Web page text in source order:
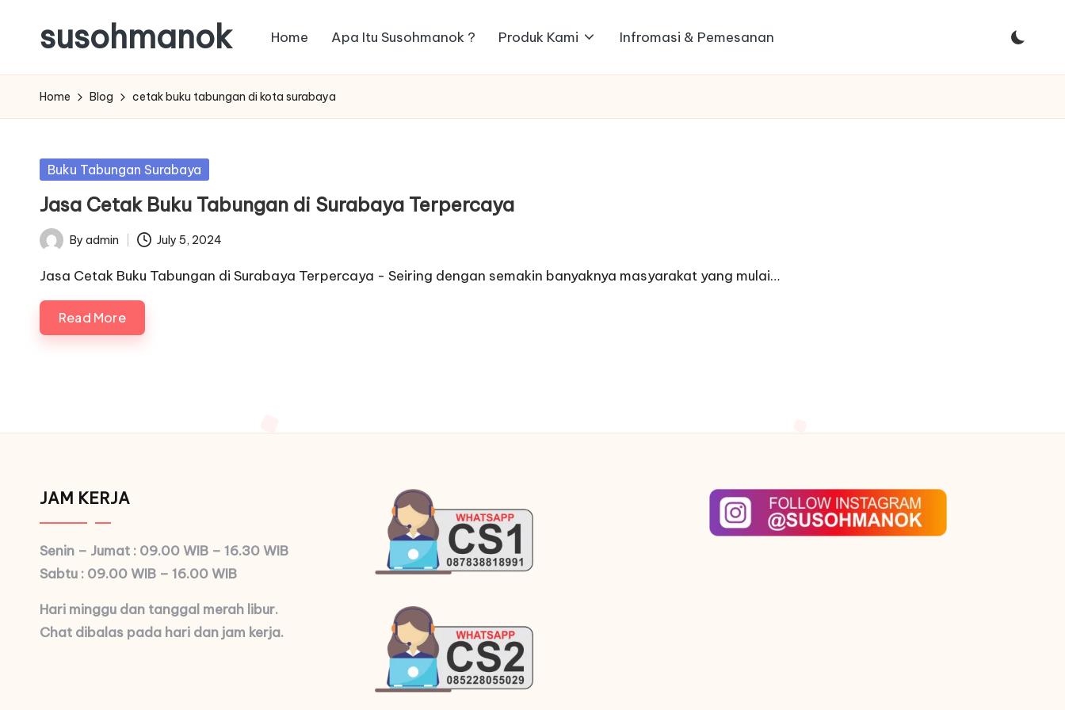
content
susohmanok Home Apa Itu Susohmanok ? Produk Kami Infromasi & Pemesanan
Home Blog cetak buku tabungan di kota surabaya
Posted
Buku Tabungan Surabaya
Jasa Cetak Buku Tabungan di Surabaya Terpercaya
Posted
by
By admin July 5, 2024
Jasa Cetak Buku Tabungan di Surabaya Terpercaya - Seiring dengan semakin banyaknya masyarakat yang mulai…
Read More
JAM KERJA
Senin – Jumat : 09.00 WIB – 16.30 WIB
Sabtu : 09.00 WIB – 16.00 WIB
Hari minggu dan tanggal merah libur.
Chat dibalas pada hari dan jam kerja.